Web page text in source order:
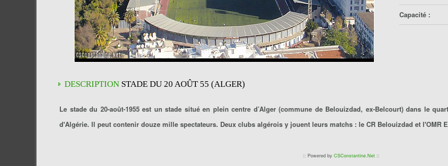
Capacité :
DESCRIPTION STADE DU 20 AOÛT 55 (ALGER)
Le stade du 20-août-1955 est un stade situé en plein centre d’Alger (commune de Belouizdad, ex-Belcourt) dans le
d'Algérie. Il peut contenir douze mille spectateurs. Deux clubs algérois y jouent leurs matchs : le CR Belouizdad et l'OMR
:: Powered by CSConstantine.Net::